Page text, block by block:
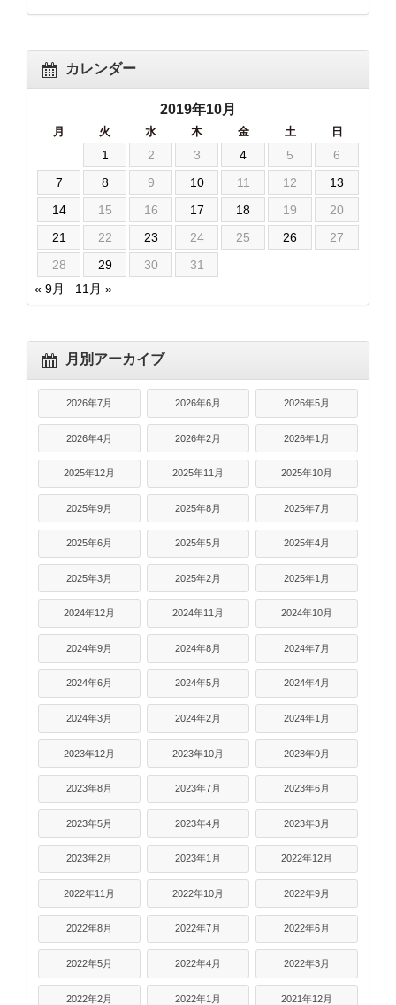
カレンダー
2019年10月
月 火 水 木 金 土 日
1 2 3 4 5
6
7
8 9 10 11 12
13
14
15 16 17 18 19
20
21
22 23 24 25 26
27
28
29 30
31
« 9月
11月 »
月別アーカイブ
2026年7月 2026年6月 2026年5月
2026年4月 2026年2月 2026年1月
2025年12月 2025年11月 2025年10月
2025年9月 2025年8月 2025年7月
2025年6月 2025年5月 2025年4月
2025年3月 2025年2月 2025年1月
2024年12月 2024年11月 2024年10月
2024年9月 2024年8月 2024年7月
2024年6月 2024年5月 2024年4月
2024年3月 2024年2月 2024年1月
2023年12月 2023年10月 2023年9月
2023年8月 2023年7月 2023年6月
2023年5月 2023年4月 2023年3月
2023年2月 2023年1月 2022年12月
2022年11月 2022年10月 2022年9月
2022年8月 2022年7月 2022年6月
2022年5月 2022年4月 2022年3月
2022年2月 2022年1月 2021年12月